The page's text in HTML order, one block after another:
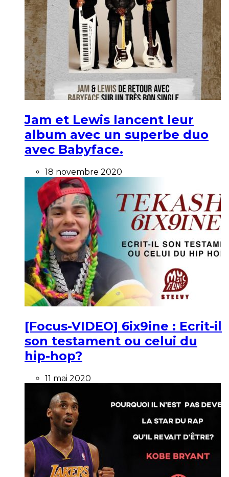
Jam et Lewis lancent leur
album avec un superbe duo
avec Babyface.
18 novembre 2020
[Focus-VIDEO] 6ix9ine : Ecrit-il
son testament ou celui du
hip-hop?
11 mai 2020